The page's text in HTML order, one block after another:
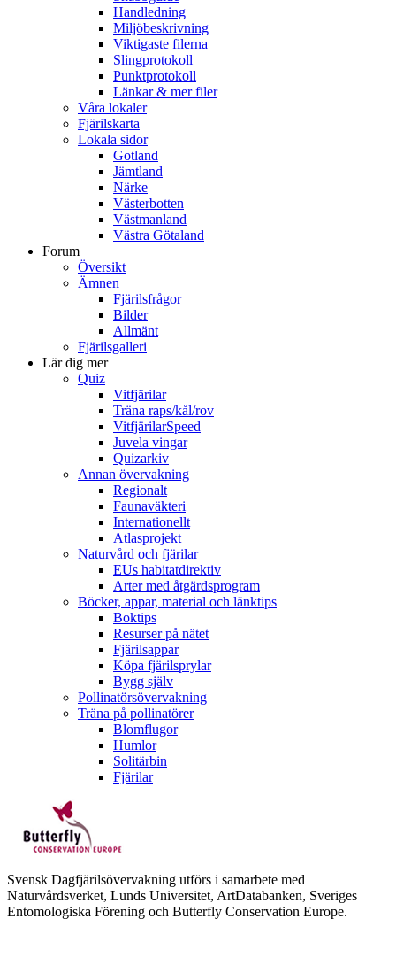
Handledning
Miljöbeskrivning
Viktigaste filerna
Slingprotokoll
Punktprotokoll
Länkar & mer filer
Våra lokaler
Fjärilskarta
Lokala sidor
Gotland
Jämtland
Närke
Västerbotten
Västmanland
Västra Götaland
Forum
Översikt
Ämnen
Fjärilsfrågor
Bilder
Allmänt
Fjärilsgalleri
Lär dig mer
Quiz
Vitfjärilar
Träna raps/kål/rov
VitfjärilarSpeed
Juvela vingar
Quizarkiv
Annan övervakning
Regionalt
Faunaväkteri
Internationellt
Atlasprojekt
Naturvård och fjärilar
EUs habitatdirektiv
Arter med åtgärdsprogram
Böcker, appar, material och länktips
Boktips
Resurser på nätet
Fjärilsappar
Köpa fjärilsprylar
Bygg själv
Pollinatörsövervakning
Träna på pollinatörer
Blomflugor
Humlor
Solitärbin
Fjärilar
Svensk Dagfjärilsövervakning utförs i samarbete med
Naturvårdsverket, Lunds Universitet, ArtDatabanken, Sveriges
Entomologiska Förening och Butterfly Conservation Europe.